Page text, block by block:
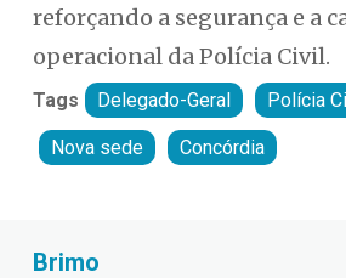
reforçando a segurança e a
operacional da Polícia Civil.
Tags Delegado-Geral Polícia
Nova sede Concórdia
Fabiano Bordignon